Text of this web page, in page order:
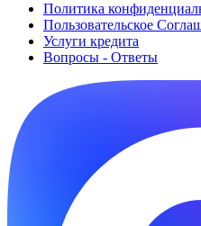
Политика
Пользовательское
Услуги кредита
Вопросы - Ответы